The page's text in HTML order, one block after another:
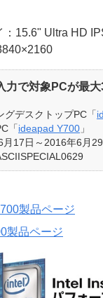
：15.6" Ultra HD
力で対象PCが最大
グデスクトップPC「
「ideapad Y700 」
17日～2016年6月
製品ページ
製品ページ